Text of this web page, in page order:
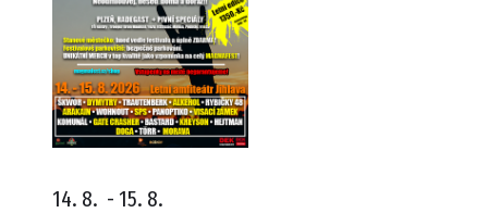
14. 8. - 15. 8.